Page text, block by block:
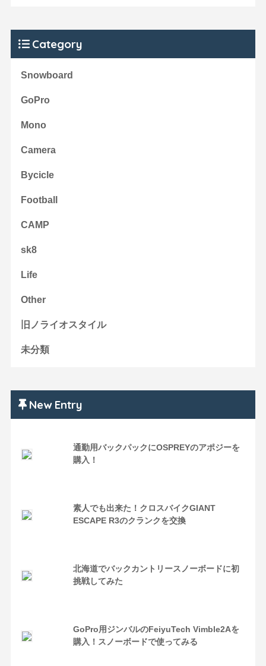
Category
Snowboard
GoPro
Mono
Camera
Bycicle
Football
CAMP
sk8
Life
Other
旧ノライオスタイル
未分類
New Entry
通勤用バックパックにOSPREYのアポジーを
購入！
素人でも出来た！クロスバイクGIANT
ESCAPE R3のクランクを交換
北海道でバックカントリースノーボードに初
挑戦してみた
GoPro用ジンバルのFeiyuTech Vimble2Aを
購入！スノーボードで使ってみる